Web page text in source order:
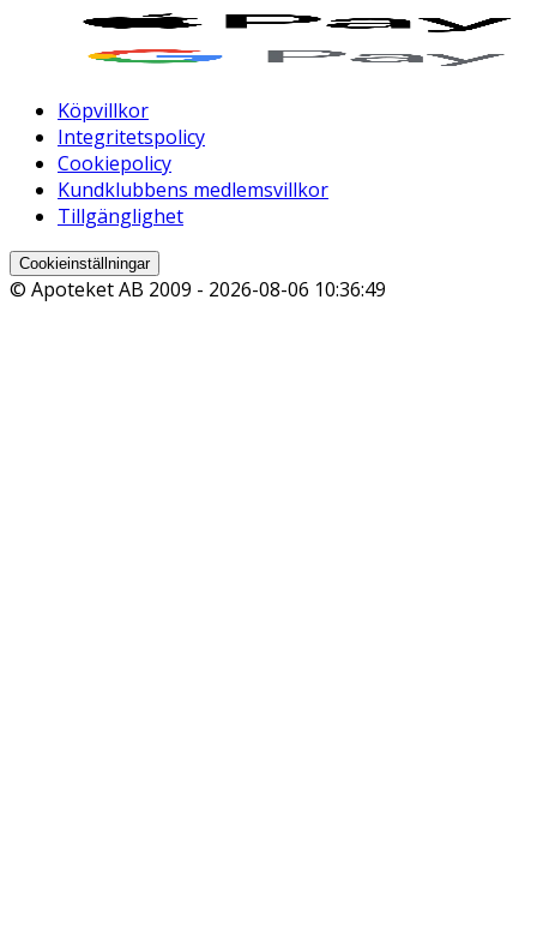
Köpvillkor
Integritetspolicy
Cookiepolicy
Kundklubbens medlemsvillkor
Tillgänglighet
Cookieinställningar
© Apoteket AB 2009 - 2026-08-06 10:36:49